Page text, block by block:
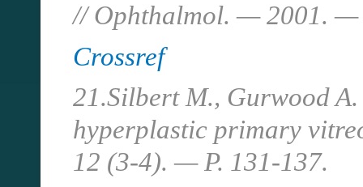
// Ophthalmol. — 2001.
Crossref
21.Silbert M., Gurwood
hyperplastic primary
12 (3-4). — P. 131-137.